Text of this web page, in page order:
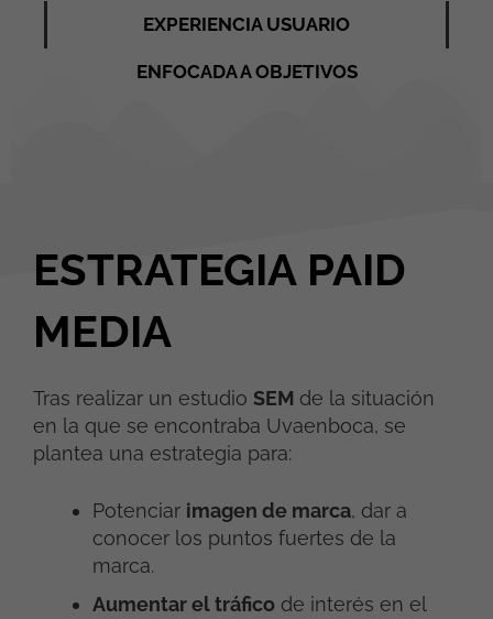
EXPERIENCIA USUARIO
ENFOCADA A OBJETIVOS
ESTRATEGIA PAID
MEDIA
Tras realizar un estudio SEM de la situación
en la que se encontraba Uvaenboca, se
plantea una estrategia para:
Potenciar imagen de marca, dar a
conocer los puntos fuertes de la
marca.
Aumentar el tráfico de interés en el